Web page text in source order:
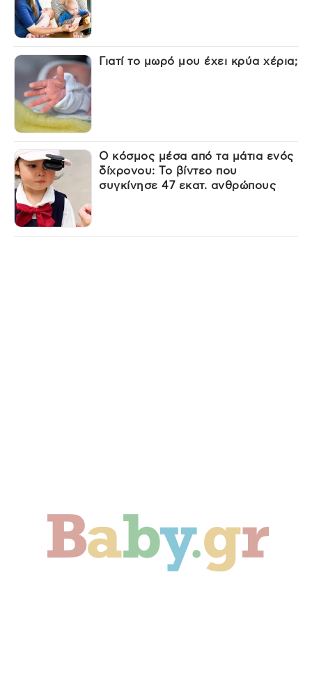
Γιατί το μωρό μου έχει κρύα χέρια;
Ο κόσμος μέσα από τα μάτια ενός
δίχρονου: Το βίντεο που
συγκίνησε 47 εκατ. ανθρώπους